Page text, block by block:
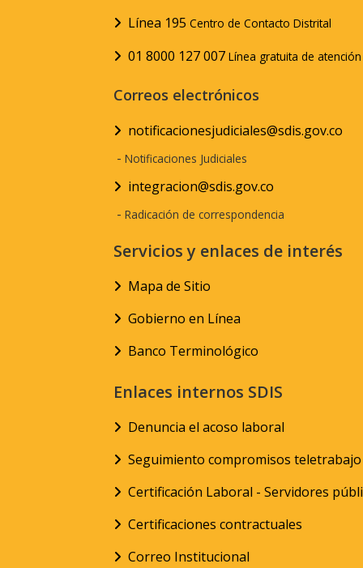
Línea 195 Centro de Contacto Distrital
01 8000 127 007 Línea gratuita de
Correos electrónicos
notificacionesjudiciales@sdis.gov.co
- Notificaciones Judiciales
integracion@sdis.gov.co
- Radicación de correspondencia
Servicios y enlaces de interés
Mapa de Sitio
Gobierno en Línea
Banco Terminológico
Enlaces internos SDIS
Denuncia el acoso laboral
Seguimiento compromisos teletrabajo
Certificación Laboral - Servidores
Certificaciones contractuales
Correo Institucional